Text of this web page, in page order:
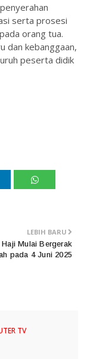
serta prosesi
orang tua.
dan kebanggaan,
peserta didik
LEBIH BARU
Haji Mulai Bergerak
pada 4 Juni 2025
TV